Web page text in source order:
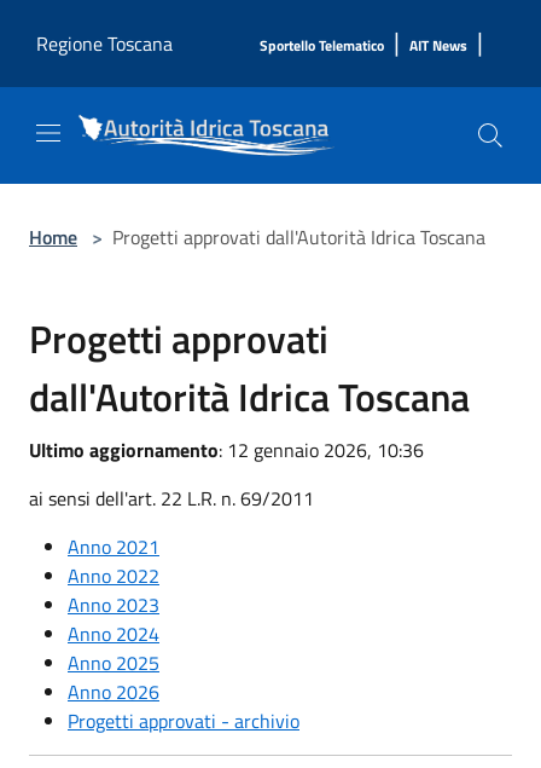
Regione Toscana
Sportello Telematico | AIT News |
Home > Progetti approvati dall'Autorità Idrica Toscana
Progetti approvati
dall'Autorità Idrica Toscana
Ultimo aggiornamento: 12 gennaio 2026, 10:36
ai sensi dell'art. 22 L.R. n. 69/2011
Anno 2021
Anno 2022
Anno 2023
Anno 2024
Anno 2025
Anno 2026
Progetti approvati - archivio